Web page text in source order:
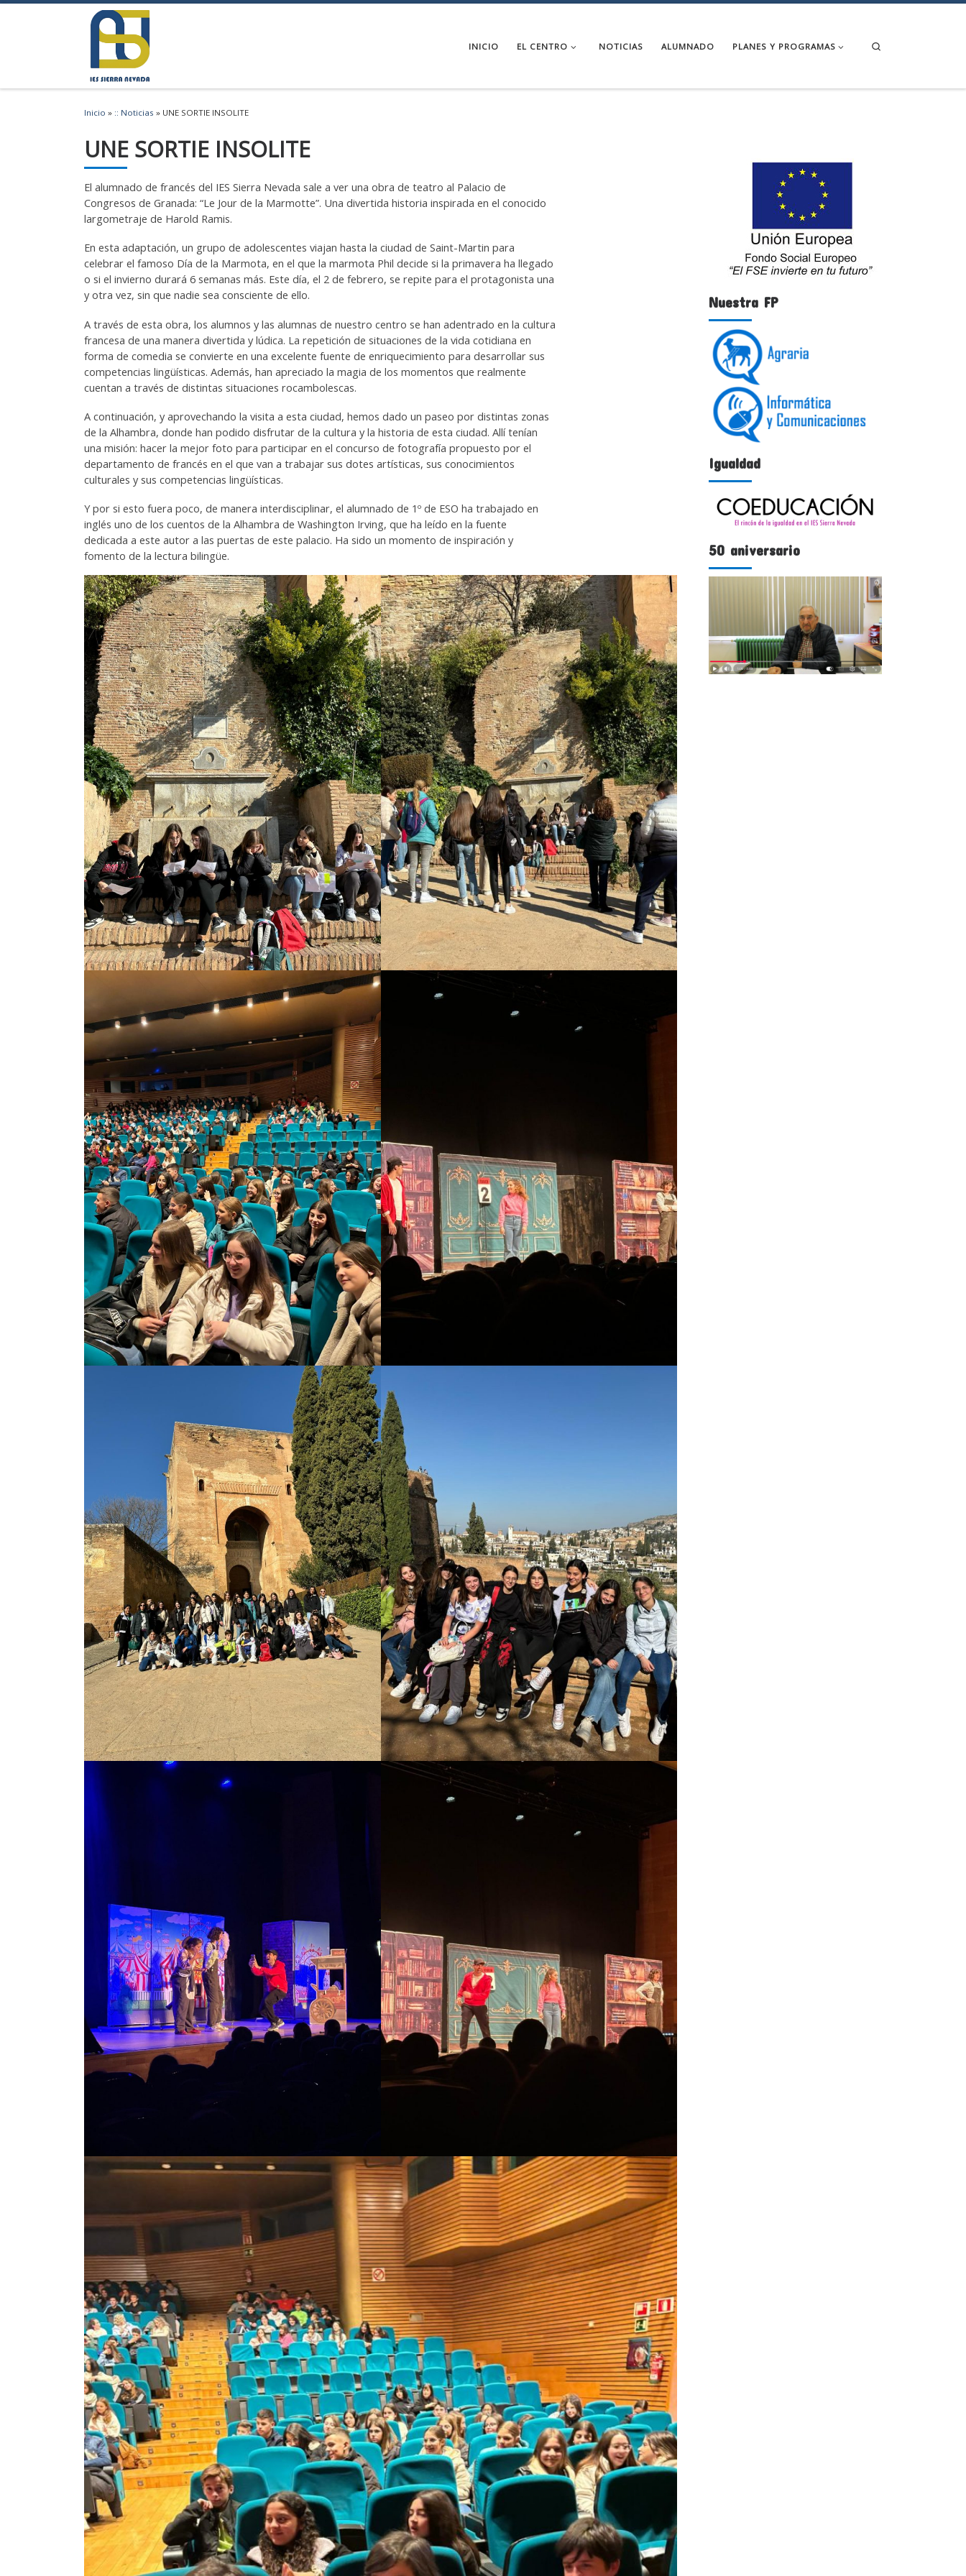
Saltar al contenido
INICIO EL CENTRO NOTICIAS ALUMNADO PLANES Y PROGRAMAS
Inicio » :: Noticias » UNE SORTIE INSOLITE
UNE SORTIE INSOLITE
El alumnado de francés del IES Sierra Nevada sale a ver una obra de teatro al Palacio de
Congresos de Granada: “Le Jour de la Marmotte”. Una divertida historia inspirada en el conocido
largometraje de Harold Ramis.
En esta adaptación, un grupo de adolescentes viajan hasta la ciudad de Saint-Martin para
celebrar el famoso Día de la Marmota, en el que la marmota Phil decide si la primavera ha llegado
o si el invierno durará 6 semanas más. Este día, el 2 de febrero, se repite para el protagonista una
y otra vez, sin que nadie sea consciente de ello.
A través de esta obra, los alumnos y las alumnas de nuestro centro se han adentrado en la cultura
francesa de una manera divertida y lúdica. La repetición de situaciones de la vida cotidiana en
forma de comedia se convierte en una excelente fuente de enriquecimiento para desarrollar sus
competencias lingüísticas. Además, han apreciado la magia de los momentos que realmente
cuentan a través de distintas situaciones rocambolescas.
A continuación, y aprovechando la visita a esta ciudad, hemos dado un paseo por distintas zonas
de la Alhambra, donde han podido disfrutar de la cultura y la historia de esta ciudad. Allí tenían
una misión: hacer la mejor foto para participar en el concurso de fotografía propuesto por el
departamento de francés en el que van a trabajar sus dotes artísticas, sus conocimientos
culturales y sus competencias lingüísticas.
Y por si esto fuera poco, de manera interdisciplinar, el alumnado de 1º de ESO ha trabajado en
inglés uno de los cuentos de la Alhambra de Washington Irving, que ha leído en la fuente
dedicada a este autor a las puertas de este palacio. Ha sido un momento de inspiración y
fomento de la lectura bilingüe.
Nuestra FP
Igualdad
50 aniversario